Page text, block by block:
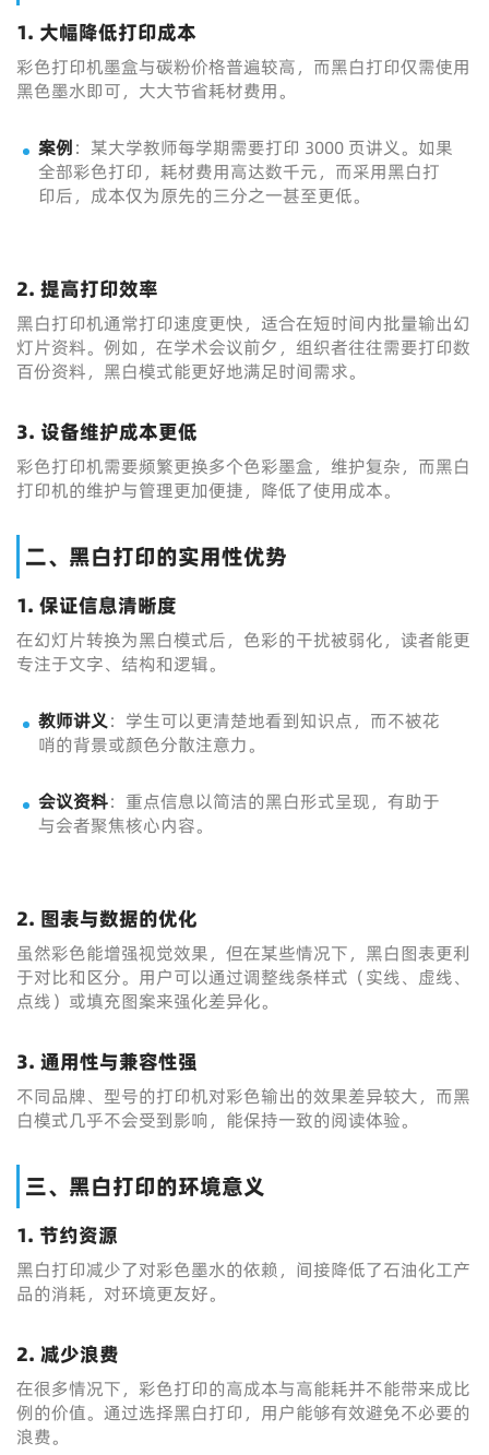
1. 大幅降低打印成本
彩色打印机墨盒与碳粉价格普遍较高，而黑白打印仅需使用
黑色墨水即可，大大节省耗材费用。
案例：某大学教师每学期需要打印 3000 页讲义。如果
全部彩色打印，耗材费用高达数千元，而采用黑白打
印后，成本仅为原先的三分之一甚至更低。
2. 提高打印效率
黑白打印机通常打印速度更快，适合在短时间内批量输出幻
灯片资料。例如，在学术会议前夕，组织者往往需要打印数
百份资料，黑白模式能更好地满足时间需求。
3. 设备维护成本更低
彩色打印机需要频繁更换多个色彩墨盒，维护复杂，而黑白
打印机的维护与管理更加便捷，降低了使用成本。
二、黑白打印的实用性优势
1. 保证信息清晰度
在幻灯片转换为黑白模式后，色彩的干扰被弱化，读者能更
专注于文字、结构和逻辑。
教师讲义：学生可以更清楚地看到知识点，而不被花
哨的背景或颜色分散注意力。
会议资料：重点信息以简洁的黑白形式呈现，有助于
与会者聚焦核心内容。
2. 图表与数据的优化
虽然彩色能增强视觉效果，但在某些情况下，黑白图表更利
于对比和区分。用户可以通过调整线条样式（实线、虚线、
点线）或填充图案来强化差异化。
3. 通用性与兼容性强
不同品牌、型号的打印机对彩色输出的效果差异较大，而黑
白模式几乎不会受到影响，能保持一致的阅读体验。
三、黑白打印的环境意义
1. 节约资源
黑白打印减少了对彩色墨水的依赖，间接降低了石油化工产
品的消耗，对环境更友好。
2. 减少浪费
在很多情况下，彩色打印的高成本与高能耗并不能带来成比
例的价值。通过选择黑白打印，用户能够有效避免不必要的
浪费。